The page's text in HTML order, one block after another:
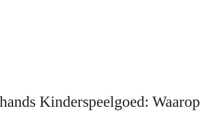
Kinderspeelgoed: Waarop